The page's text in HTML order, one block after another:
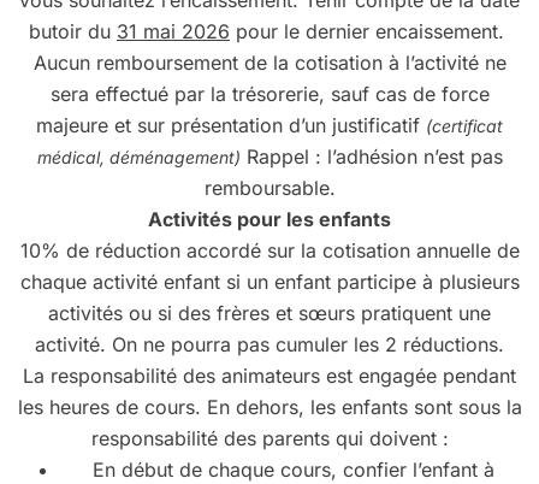
butoir du 31 mai 2026 pour le dernier encaissement.
Aucun remboursement de la cotisation à l’activité ne
sera effectué par la trésorerie, sauf cas de force
majeure et sur présentation d’un justificatif (certificat
médical, déménagement) Rappel : l’adhésion n’est pas
remboursable.
Activités pour les enfants
10% de réduction accordé sur la cotisation annuelle de
chaque activité enfant si un enfant participe à plusieurs
activités ou si des frères et sœurs pratiquent une
activité. On ne pourra pas cumuler les 2 réductions.
La responsabilité des animateurs est engagée pendant
les heures de cours. En dehors, les enfants sont sous la
responsabilité des parents qui doivent :
En début de chaque cours, confier l’enfant à